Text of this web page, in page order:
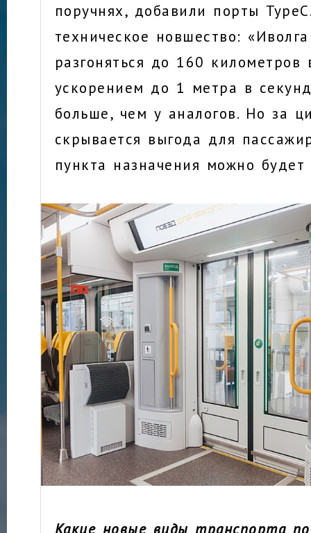
поручнях, добавили порты
техническое новшество:
разгоняться до 160 километров
ускорением до 1 метра в
больше, чем у аналогов. Но за
скрывается выгода для
пункта назначения можно будет
Какие новые виды транспорта